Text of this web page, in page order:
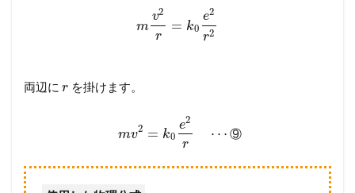
m
v2
r
= k0
e2
r2
両辺に r を掛けます。
mv2 = k0
e2
r
⋯ ⑨